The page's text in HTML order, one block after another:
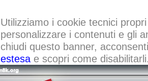
Utilizziamo i cookie tecnici
personalizzare i contenuti e gli
chiudi questo banner,
estesae scopri come